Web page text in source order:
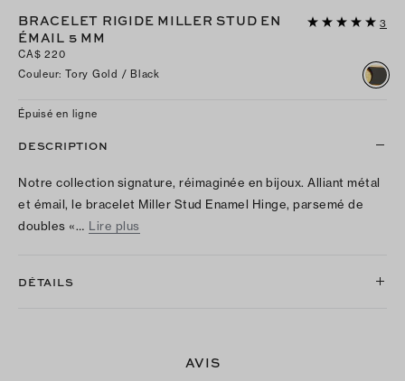
BRACELET RIGIDE MILLER STUD EN
ÉMAIL 5 MM
3
CA$ 220
Couleur: Tory Gold / Black
Épuisé en ligne
DESCRIPTION
Notre collection signature, réimaginée en bijoux. Alliant métal
et émail, le bracelet Miller Stud Enamel Hinge, parsemé de
doubles «… Lire plus
DÉTAILS
AVIS